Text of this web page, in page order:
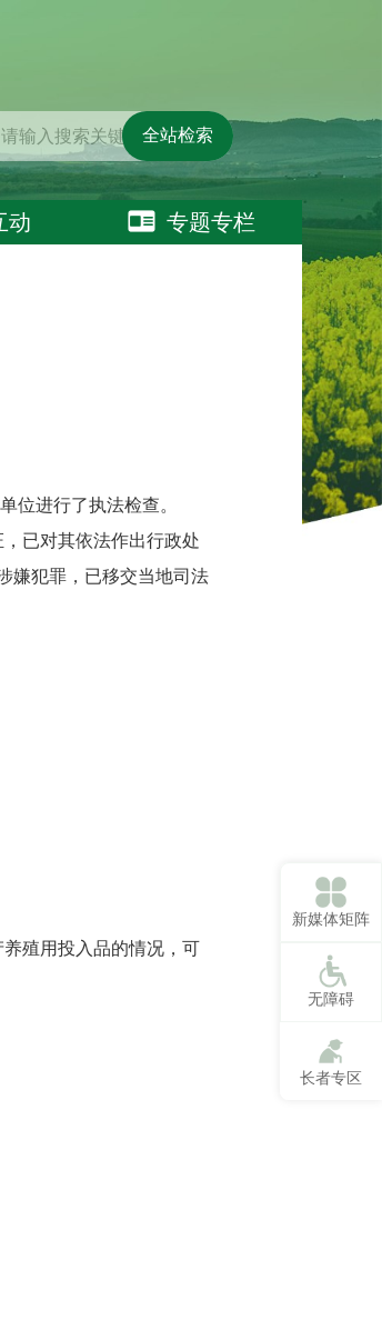
全站检索
动 专题专栏
位进行了执法检查。
已对其依法作出行政处
嫌犯罪，已移交当地司法
殖用投入品的情况，可
新媒体矩阵
无障碍
长者专区